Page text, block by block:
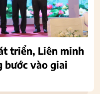
triển, Liên minh
bước vào giai